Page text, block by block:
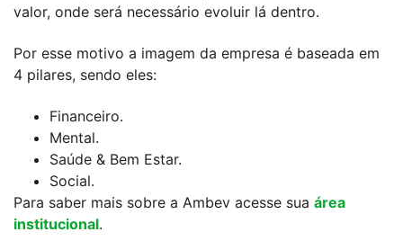
valor, onde será necessário evoluir lá dentro.
Por esse motivo a imagem da empresa é baseada em
4 pilares, sendo eles:
Financeiro.
Mental.
Saúde & Bem Estar.
Social.
Para saber mais sobre a Ambev acesse sua área
institucional.